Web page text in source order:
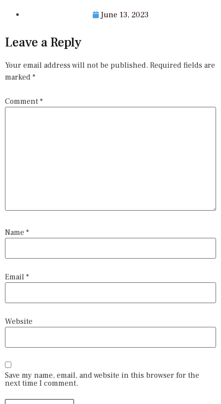
June 13, 2023
Leave a Reply
Your email address will not be published. Required fields are
marked *
Comment *
Name *
Email *
Website
Save my name, email, and website in this browser for the
next time I comment.